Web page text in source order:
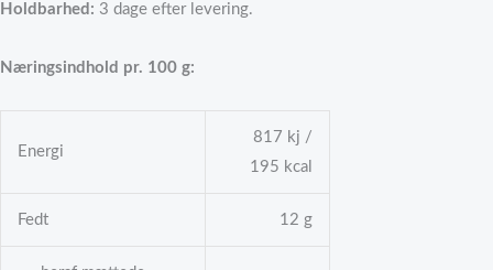
Holdbarhed: 3 dage efter levering.
Næringsindhold pr. 100 g:
Energi
817 kj /
195 kcal
Fedt 12 g